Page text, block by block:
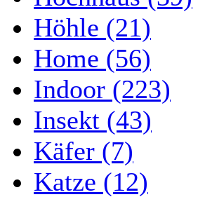
Höhle (21)
Home (56)
Indoor (223)
Insekt (43)
Käfer (7)
Katze (12)